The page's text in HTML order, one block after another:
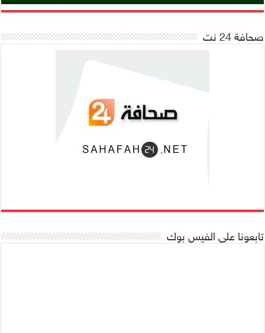
صحافة 24 نت
تابعونا على الفيس بوك